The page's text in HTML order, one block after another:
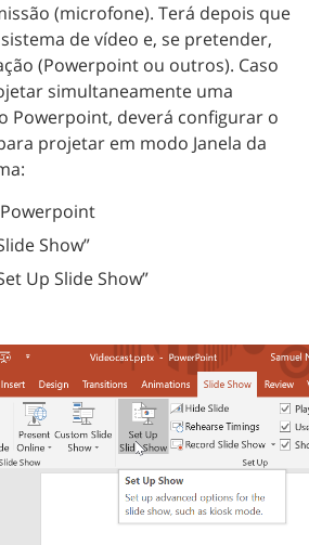
(microfone). Terá depois que
de vídeo e, se pretender,
(Powerpoint ou outros). Caso
simultaneamente uma
Powerpoint, deverá configurar o
projetar em modo Janela da
Show”
Up Slide Show”